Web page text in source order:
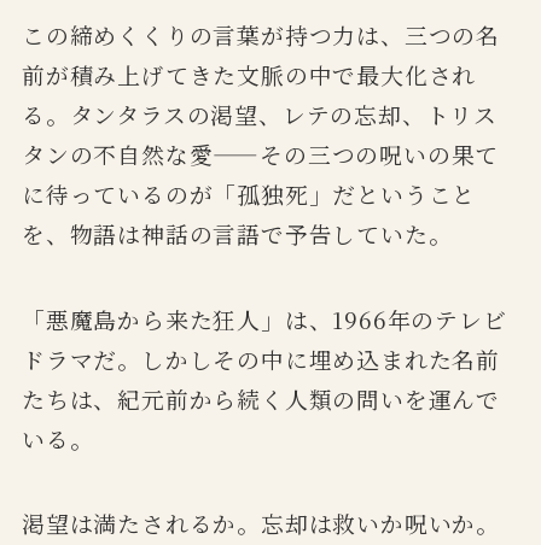
この締めくくりの言葉が持つ力は、三つの名
前が積み上げてきた文脈の中で最大化され
る。タンタラスの渇望、レテの忘却、トリス
タンの不自然な愛——その三つの呪いの果て
に待っているのが「孤独死」だということ
を、物語は神話の言語で予告していた。
「悪魔島から来た狂人」は、1966年のテレビ
ドラマだ。しかしその中に埋め込まれた名前
たちは、紀元前から続く人類の問いを運んで
いる。
渇望は満たされるか。忘却は救いか呪いか。